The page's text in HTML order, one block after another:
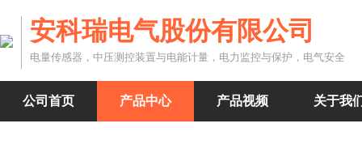
安科瑞电气股份有限公司
电量传感器，中压测控装置与电能计量，电力监控与保护，电气安全
公司首页 产品中心 产品视频 关于我